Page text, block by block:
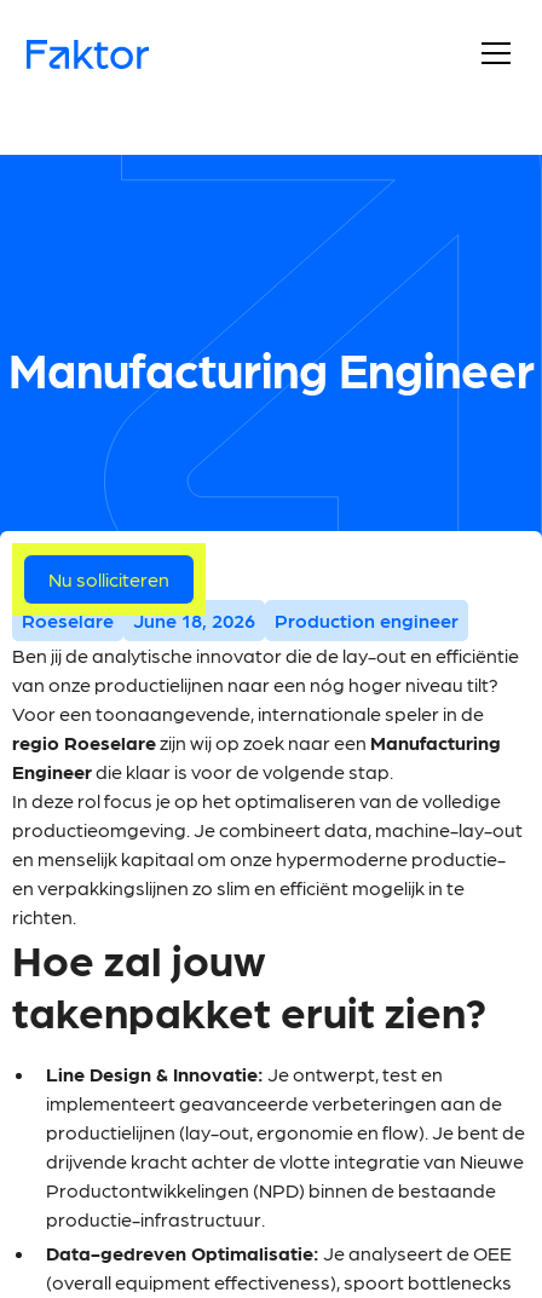
Manufacturing Engineer
Meer vacatures
Roeselare June 18, 2026
Production engineer
Ben jij de analytische innovator die de lay-out en efficiëntie
van onze productielijnen naar een nóg hoger niveau tilt?
Voor een toonaangevende, internationale speler in de
regio Roeselarezijn wij op zoek naar een Manufacturing
Engineerdie klaar is voor de volgende stap.
In deze rol focus je op het optimaliseren van de volledige
productieomgeving. Je combineert data, machine-lay-out
en menselijk kapitaal om onze hypermoderne productie-
en verpakkingslijnen zo slim en efficiënt mogelijk in te
richten.
Hoe zal jouw
takenpakket eruit zien?
Line Design & Innovatie: Je ontwerpt, test en
implementeert geavanceerde verbeteringen aan de
productielijnen (lay-out, ergonomie en flow). Je bent de
drijvende kracht achter de vlotte integratie van Nieuwe
Productontwikkelingen (NPD) binnen de bestaande
productie-infrastructuur.
Data-gedreven Optimalisatie: Je analyseert de OEE
(overall equipment effectiveness), spoort bottlenecks
Nu solliciteren